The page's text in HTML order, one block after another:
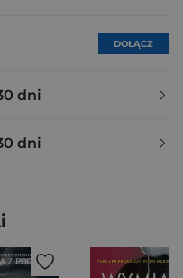
DOŁĄCZ
dni
dni